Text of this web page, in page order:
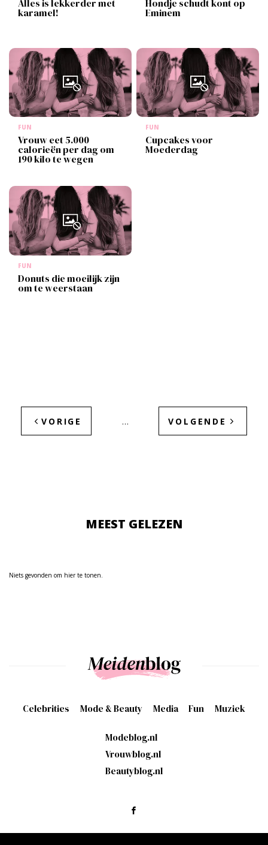
Alles is lekkerder met
karamel!
Hondje schudt kont op
Eminem
FUN
Vrouw eet 5.000
calorieën per dag om
190 kilo te wegen
FUN
Cupcakes voor
Moederdag
FUN
Donuts die moeilijk zijn
om te weerstaan
VORIGE … VOLGENDE
MEEST GELEZEN
Niets gevonden om hier te tonen.
Celebrities Mode & Beauty Media Fun Muziek
Modeblog.nl
Vrouwblog.nl
Beautyblog.nl